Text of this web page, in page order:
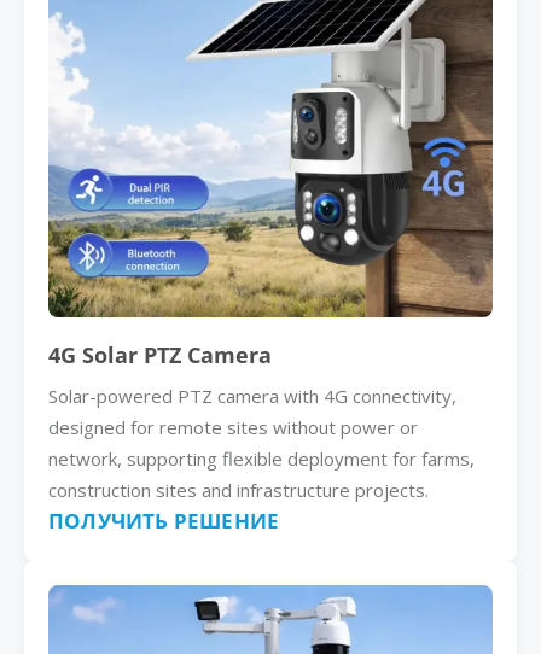
4G Solar PTZ Camera
Solar-powered PTZ camera with 4G connectivity,
designed for remote sites without power or
network, supporting flexible deployment for farms,
construction sites and infrastructure projects.
ПОЛУЧИТЬ РЕШЕНИЕ